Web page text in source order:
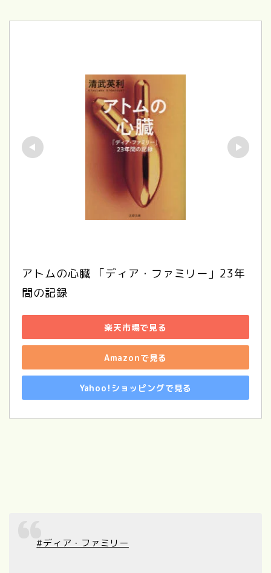
アトムの心臓 「ディア・ファミリー」23年
間の記録
楽天市場で見る
Amazonで見る
Yahoo!ショッピングで見る
#ディア・ファミリー